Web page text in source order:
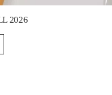
2026
in New Tab